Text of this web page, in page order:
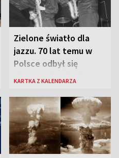
Zielone światło dla
jazzu. 70 lat temu w
Polsce odbył się
pierwszy festiwal
KARTKA Z KALENDARZA